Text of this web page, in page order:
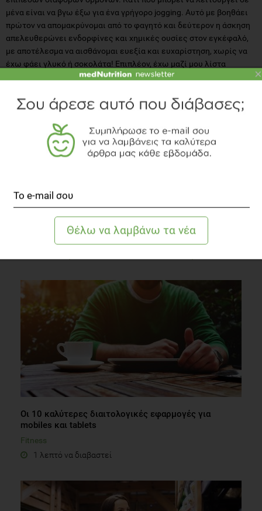
μένα είναι να βγω έξω για ένα γρήγορο jogging. Αυτό με βοηθάει
πρώτον να απομακρύνομαι από το φαγητό και δεύτερον η άσκηση
απελευθερώνει ενδορφίνες και χημικές ουσίες στον εγκέφαλό,
με αποτέλεσμα να αισθάνομαι ευεξία και ευχαρίστηση, χωρίς να
έχω φάει γλυκό ή σοκολάτα! Επιπλέον, έχω μαζί μου λίστα
αγορών κάθε Σάββατο που επισκέπτομαι το σούπερ μάρκετ για τα
ΔΙΑΙΤΟΛΟΓΟΣ ΣΥΝΕΝΤΕΥΞΗ
Οι 10 καλύτερες διαιτολογικές εφαρμογές για
mobiles και tablets
Fitness
1 λεπτό να διαβαστεί
×